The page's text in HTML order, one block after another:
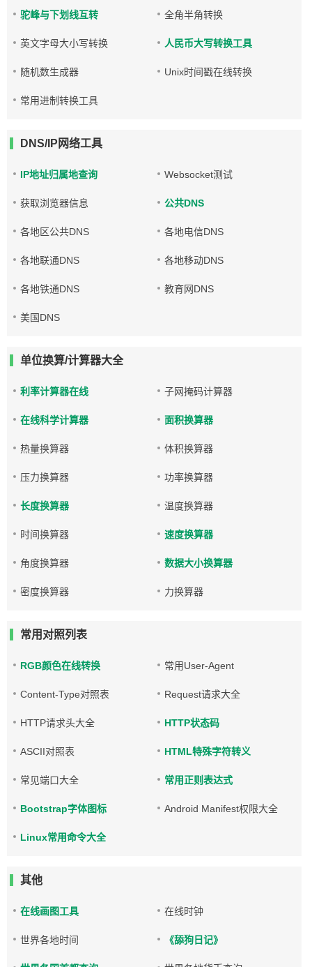
驼峰与下划线互转 全角半角转换
英文字母大小写转换 人民币大写转换工具
随机数生成器 Unix时间戳在线转换
常用进制转换工具
DNS/IP网络工具
IP地址归属地查询 Websocket测试
获取浏览器信息 公共DNS
各地区公共DNS 各地电信DNS
各地联通DNS 各地移动DNS
各地铁通DNS 教育网DNS
美国DNS
单位换算/计算器大全
利率计算器在线 子网掩码计算器
在线科学计算器 面积换算器
热量换算器 体积换算器
压力换算器 功率换算器
长度换算器 温度换算器
时间换算器 速度换算器
角度换算器 数据大小换算器
密度换算器 力换算器
常用对照列表
RGB颜色在线转换 常用User-Agent
Content-Type对照表 Request请求大全
HTTP请求头大全 HTTP状态码
ASCII对照表 HTML特殊字符转义
常见端口大全 常用正则表达式
Bootstrap字体图标 Android Manifest权限大全
Linux常用命令大全
其他
在线画图工具 在线时钟
世界各地时间 《舔狗日记》